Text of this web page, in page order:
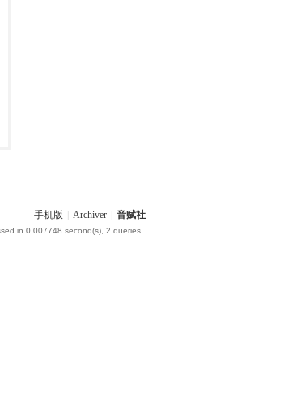
手机版 Archiver 音赋社
in 0.007748 second(s), 2 queries .